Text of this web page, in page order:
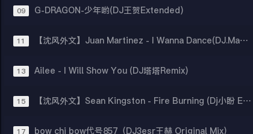
09 G-DRAGON-少年哟(DJ王贺Extended)
11 【沈风外文】Juan Martinez - I Wanna Dance(DJ.Magic 小强 2023 Official Mix)
13 Ailee - I Will Show You (DJ塔塔Remix)
15 【沈风外文】Sean Kingston - Fire Burning (Dj小盼 Extended Mix)
17 bow chi bow代号857（DJ3esr王赫 Original Mix）